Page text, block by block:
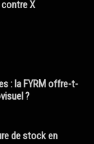
contre X
: la FYRM offre-t-
?
de stock en